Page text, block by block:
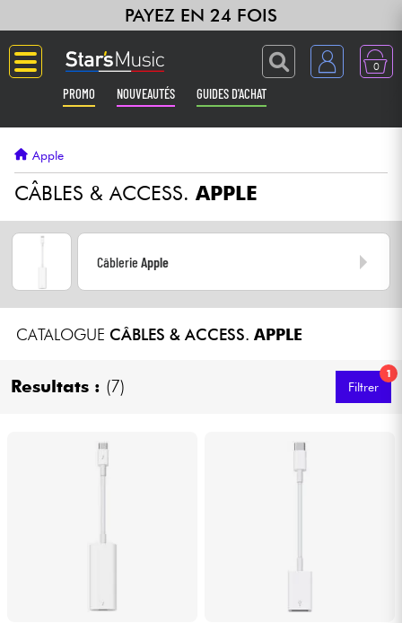
PAYEZ EN 24 FOIS
0
PROMO NOUVEAUTÉS GUIDES D'ACHAT
Guitares & Basses
Amplis & Effets
Synthés & Sampleurs
Micros & HF
Eclairage
Apple
CÂBLES & ACCESS. APPLE
CâblerieApple
CATALOGUE CÂBLES & ACCESS. APPLE
Resultats : (7)
1
Filtrer